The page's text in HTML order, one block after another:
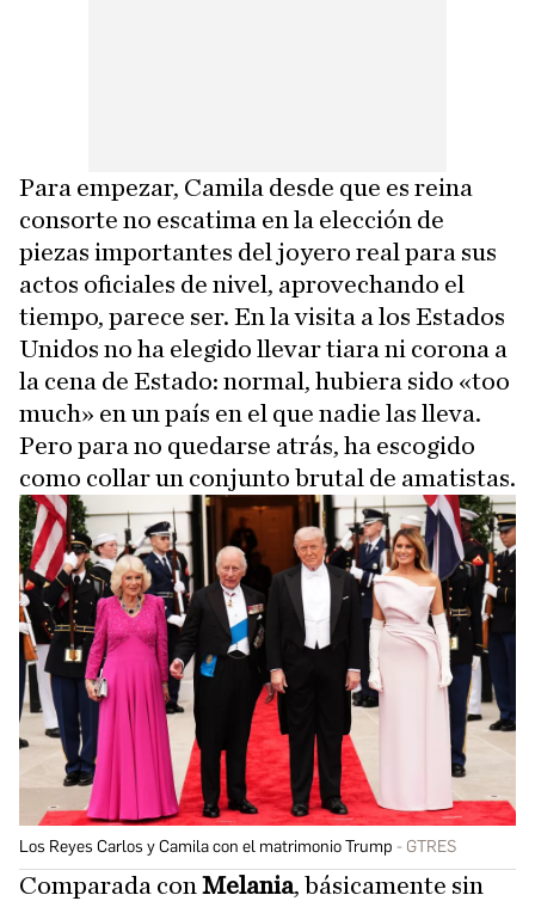
Para empezar, Camila desde que es reina
consorte no escatima en la elección de
piezas importantes del joyero real para sus
actos oficiales de nivel, aprovechando el
tiempo, parece ser. En la visita a los Estados
Unidos no ha elegido llevar tiara ni corona a
la cena de Estado: normal, hubiera sido «too
much» en un país en el que nadie las lleva.
Pero para no quedarse atrás, ha escogido
como collar un conjunto brutal de amatistas.
Los Reyes Carlos y Camila con el matrimonio Trump GTRES
Comparada con Melania, básicamente sin